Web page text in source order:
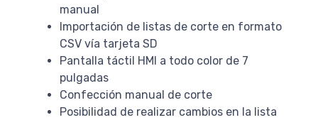
manual
Importación de listas de corte en formato
CSV vía tarjeta SD
Pantalla táctil HMI a todo color de 7
pulgadas
Confección manual de corte
Posibilidad de realizar cambios en la lista